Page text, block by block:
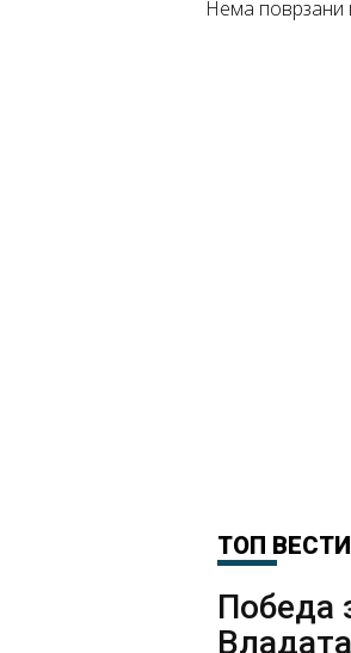
Нема поврзани
ТОП ВЕСТИ
Победа